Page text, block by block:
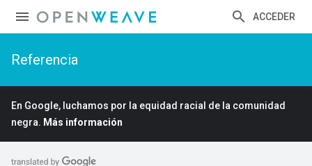
ACCEDER
Referencia
En Google, luchamos por la equidad racial de la comunidad
negra. Más información